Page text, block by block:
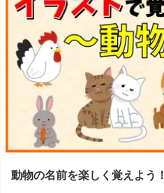
動物の名前を楽しく覚えよう！